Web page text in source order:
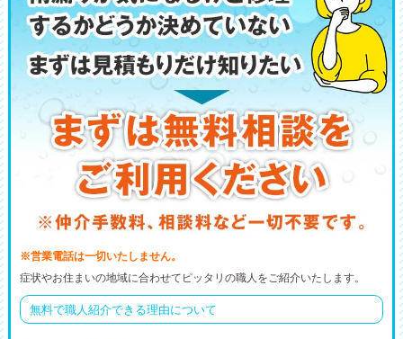
※営業電話は一切いたしません。
症状やお住まいの地域に合わせてピッタリの職人をご紹介いたします。
無料で職人紹介できる理由について